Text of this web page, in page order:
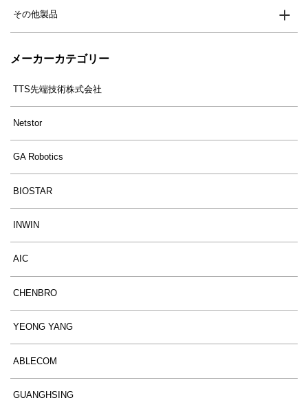
その他製品
メーカーカテゴリー
TTS先端技術株式会社
Netstor
GA Robotics
BIOSTAR
INWIN
AIC
CHENBRO
YEONG YANG
ABLECOM
GUANGHSING